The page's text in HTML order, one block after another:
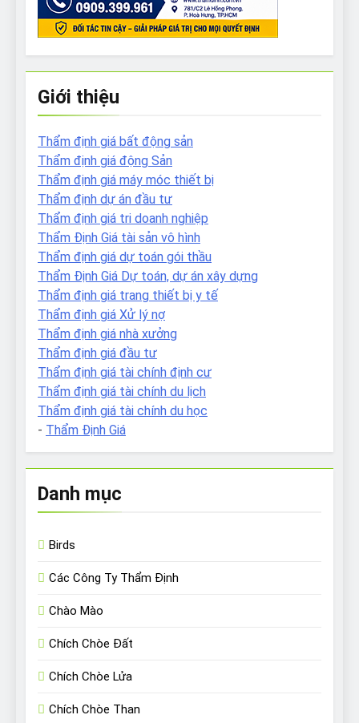
Giới thiệu
Thẩm định giá bất động sản
Thẩm định giá động Sản
Thẩm định giá máy móc thiết bị
Thẩm định dự án đầu tư
Thẩm định giá tri doanh nghiệp
Thẩm Định Giá tài sản vô hình
Thẩm định giá dự toán gói thầu
Thẩm Định Giá Dự toán, dự án xây dựng
Thẩm định giá trang thiết bị y tế
Thẩm định giá Xử lý nợ
Thẩm định giá nhà xưởng
Thẩm định giá đầu tư
Thẩm định giá tài chính định cư
Thẩm định giá tài chính du lịch
Thẩm định giá tài chính du học
- Thẩm Định Giá
Danh mục
Birds
Các Công Ty Thẩm Định
Chào Mào
Chích Chòe Đất
Chích Chòe Lửa
Chích Chòe Than